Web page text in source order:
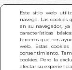
Este sitio web
navega. Las cookies
en su navegador,
características
terceros que nos
web. Estas
consentimiento.
cookies. Pero la
afectar su